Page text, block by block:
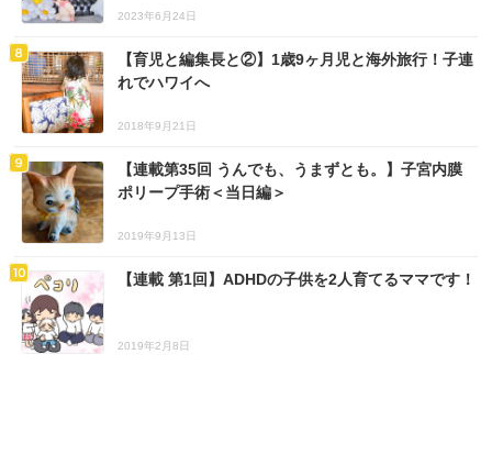
2023年6月24日
【育児と編集長と②】1歳9ヶ月児と海外旅行！子連
れでハワイへ
2018年9月21日
【連載第35回 うんでも、うまずとも。】子宮内膜
ポリープ手術＜当日編＞
2019年9月13日
【連載 第1回】ADHDの子供を2人育てるママです！
2019年2月8日